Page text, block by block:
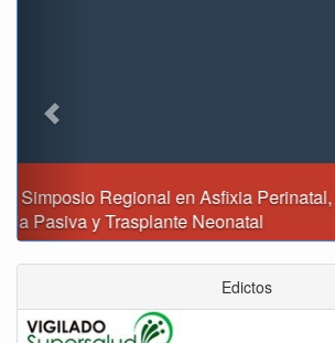
Reporte del tiempo en Boyacá
Edictos